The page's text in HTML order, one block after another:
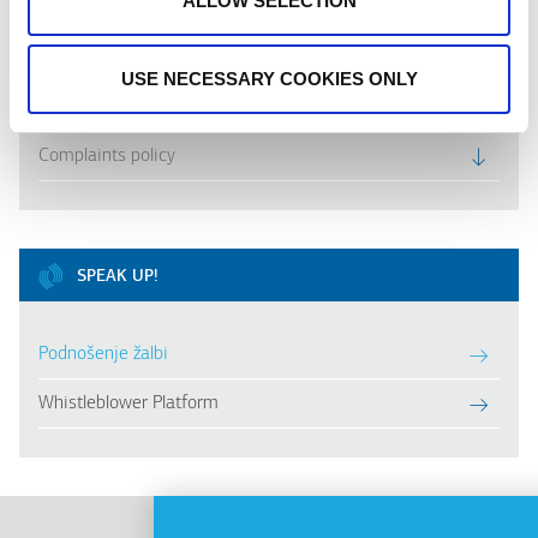
USE NECESSARY COOKIES ONLY
DOWNLOADS
Complaints policy
SPEAK UP!
Podnošenje žalbi
Whistleblower Platform